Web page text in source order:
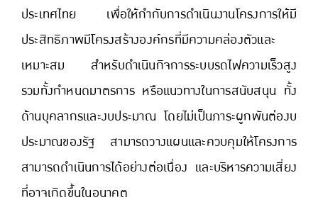
ประเทศไทย เพื่อให้กำกับการดำเนินงานโครงการให้มี
ประสิทธิภาพมีโครงสร้างองค์กรที่มีความคล่องตัวและ
เหมาะสม สำหรับดำเนินกิจการระบบรถไฟความเร็วสูง
รวมทั้งกำหนดมาตรการ หรือแนวทางในการสนับสนุน ทั้ง
ด้านบุคลากรและงบประมาณ โดยไม่เป็นภาระผูกพันต่องบ
ประมาณของรัฐ สามารถวางแผนและควบคุมให้โครงการ
สามารถดำเนินการได้อย่างต่อเนื่อง และบริหารความเสี่ยง
ที่อาจเกิดขึ้นในอนาคต